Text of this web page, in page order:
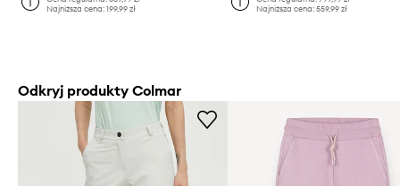
Najniższa cena:199,99 zł
Najniższa cena: 559,99 zł
Odkryj produkty Colmar